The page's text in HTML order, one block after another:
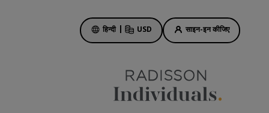
हिन्दी USD साइन-इन कीजिए
होटल की डील